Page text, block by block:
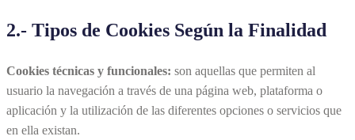
2.- Tipos de Cookies Según la Finalidad
Cookies técnicas y funcionales: son aquellas que permiten al
usuario la navegación a través de una página web, plataforma o
aplicación y la utilización de las diferentes opciones o servicios que
en ella existan.